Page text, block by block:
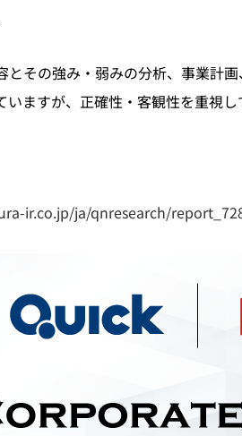
その強み・弱みの分析、事業計
ますが、正確性・客観性を重視し
ir.co.jp/ja/qnresearch/